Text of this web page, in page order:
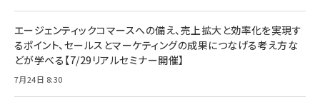
エージェンティックコマースへの備え、売上拡大と効率化を実現す
るポイント、セールスとマーケティングの成果につなげる考え方な
どが学べる【7/29リアルセミナー開催】
7月24日 8:30